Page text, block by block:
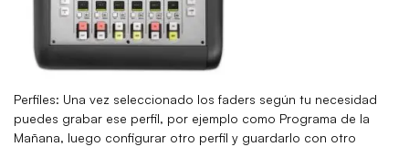
Perfiles: Una vez seleccionado los faders según tu necesidad
puedes grabar ese perfil, por ejemplo como Programa de la
Mañana, luego configurar otro perfil y guardarlo con otro